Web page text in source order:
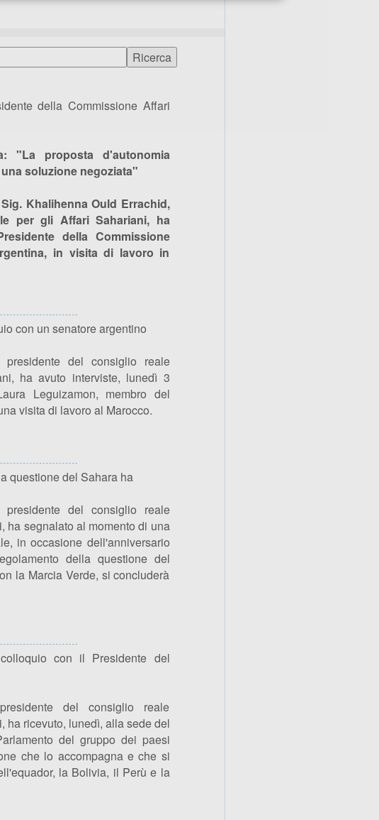
della Commissione Affari
"La proposta d'autonomia
soluzione negoziata"
Khalihenna Ould Errachid,
per gli Affari Sahariani, ha
della Commissione
in visita di lavoro in
con un senatore argentino
del consiglio reale
ha avuto interviste, lunedì 3
Leguizamon, membro del
visita di lavoro al Marocco.
questione del Sahara ha
del consiglio reale
ha segnalato al momento di una
in occasione dell'anniversario
della questione del
la Marcia Verde, si concluderà
con il Presidente del
del consiglio reale
ha ricevuto, lunedì, alla sede del
del gruppo dei paesi
che lo accompagna e che si
la Bolivia, il Perù e la